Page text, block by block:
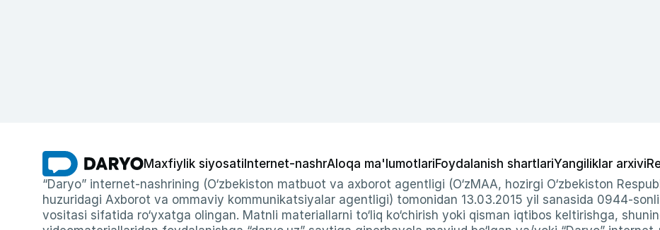
Maxfiylik siyosati Internet-nashrAloqa ma'lumotlariFoydalanish shartlariYangiliklar arxivi
“Daryo” internet-nashrining (O‘zbekiston matbuot va axborot agentligi (O‘zMAA, hozirgi O‘zbekiston
huzuridagi Axborot va ommaviy kommunikatsiyalar agentligi) tomonidan 13.03.2015 yil sanasida 0944-
vositasi sifatida ro‘yxatga olingan. Matnli materiallarni to‘liq ko‘chirish yoki qisman iqtibos keltirishga,